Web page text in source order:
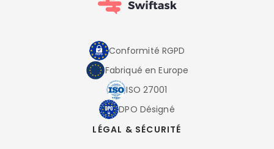
Conformité RGPD
Fabriqué en Europe
ISO 27001
DPO Désigné
LÉGAL & SÉCURITÉ